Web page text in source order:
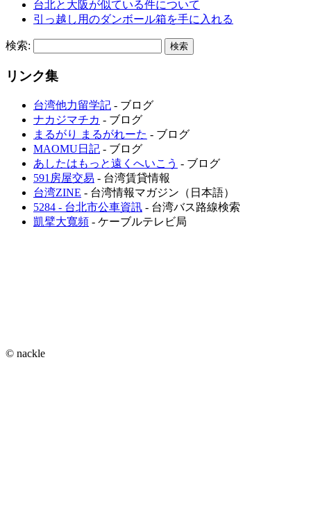
台北と大阪が似ている件について
引っ越し用のダンボール箱を手に入れる
検索:
リンク集
台湾他力留学記 - ブログ
ナカジマチカ - ブログ
まるがり まるがれーた - ブログ
MAOMU日記 - ブログ
あしたはもっと遠くへいこう - ブログ
591房屋交易 - 台湾賃貸情報
台湾ZINE - 台湾情報マガジン（日本語）
5284 - 台北市公車資訊 - 台湾バス路線検索
凱擘大寬頻 - ケーブルテレビ局
© nackle